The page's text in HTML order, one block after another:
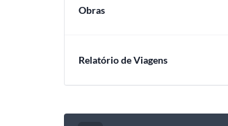
Obras
Relatório de Viagens